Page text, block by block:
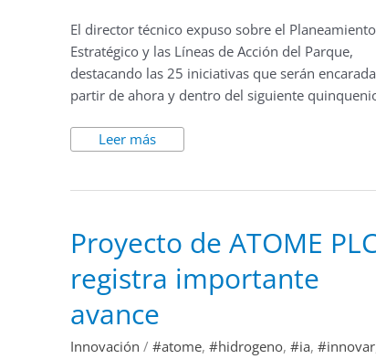
El director técnico expuso sobre el Planeamiento
Estratégico y las Líneas de Acción del Parque,
destacando las 25 iniciativas que serán
partir de ahora y dentro del siguiente
Leer más
Proyecto de ATOME
registra importante
avance
Innovación / #atome, #hidrogeno, #ia, #innovar
de
ATOME
PLC
registra
importante
avance